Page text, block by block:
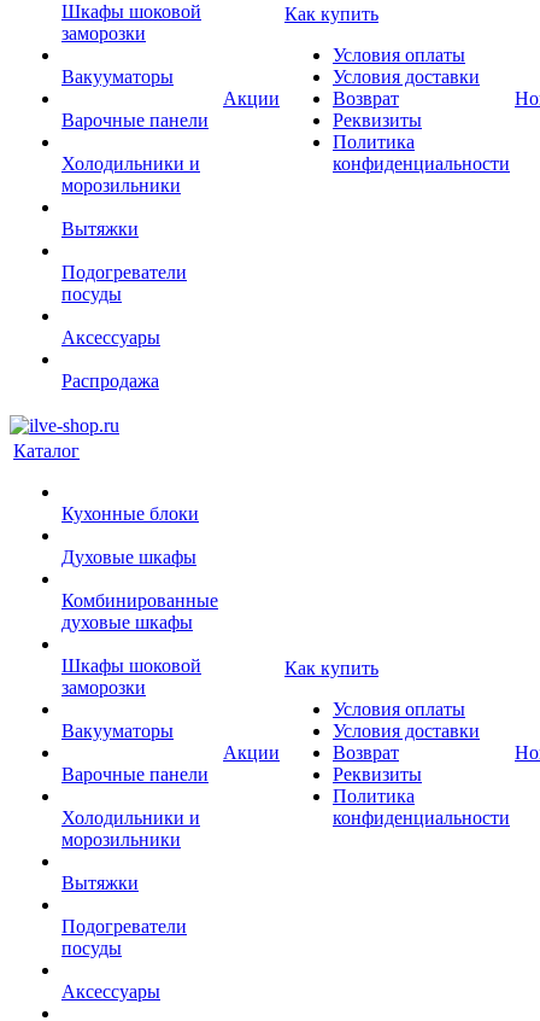
Шкафы шоковой
заморозки
Вакууматоры
Варочные панели
Холодильники и
морозильники
Вытяжки
Подогреватели
посуды
Аксессуары
Распродажа
Акции
Как купить
Условия оплаты
Условия доставки
Возврат
Реквизиты
Политика
конфиденциальности
Каталог
Кухонные блоки
Духовые шкафы
Комбинированные
духовые шкафы
Шкафы шоковой
заморозки
Вакууматоры
Варочные панели
Холодильники и
морозильники
Вытяжки
Подогреватели
посуды
Аксессуары
Акции
Как купить
Условия оплаты
Условия доставки
Возврат
Реквизиты
Политика
конфиденциальности